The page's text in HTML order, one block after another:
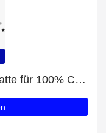
Entdecken Sie die besten Rabatte für 100% Carbo Pure / Power Plex - 1000g mit bis zu 34% Rabatt